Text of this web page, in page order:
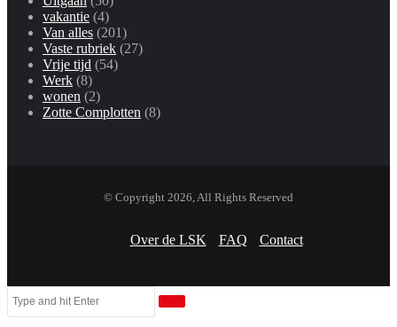
vakantie (4)
Van alles (201)
Vaste rubriek (27)
Vrije tijd (54)
Werk (8)
wonen (2)
Zotte Complotten (8)
© Copyright 2026, All Rights Reserved
Over de LSK FAQ Contact
Search